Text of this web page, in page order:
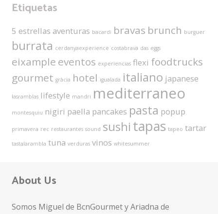
Etiquetas
5 estrellas aventuras bacardi bravas brunch burguer
burrata cerdanyaexperience costabrava das eggs
eixample eventos experiencias flexi foodtrucks
gourmet gràcia hotel igualada italiano japanese
lasramblas lifestyle mandri mediterraneo
montesquiu nigiri paella pancakes pasta popup
primavera rec restaurantes sound sushi tapas tapeo tartar
tastalarambla tuna verduras vinos whitesummer
About Us
Somos Miguel de BcnGourmet y Ariadna de